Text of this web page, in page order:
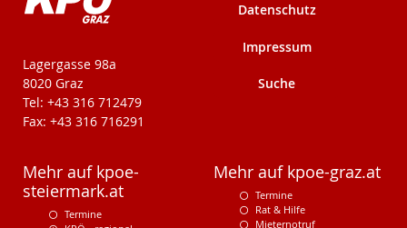
KPÖ-Steiermark
Lagergasse 98a
8020 Graz
Tel: +43 316 712479
Fax: +43 316 716291
Datenschutz
Impressum
Suche
Mehr auf kpoe-
steiermark.at
Termine
Mehr auf kpoe-graz.at
Termine
Rat & Hilfe
Mieternotruf